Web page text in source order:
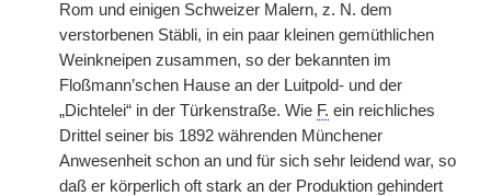
Rom und einigen Schweizer Malern, z. N. dem
verstorbenen Stäbli, in ein paar kleinen gemüthlichen
Weinkneipen zusammen, so der bekannten im
Floßmann’schen Hause an der Luitpold- und der
„Dichtelei“ in der Türkenstraße. Wie F. ein reichliches
Drittel seiner bis 1892 währenden Münchener
Anwesenheit schon an und für sich sehr leidend war, so
daß er körperlich oft stark an der Produktion gehindert